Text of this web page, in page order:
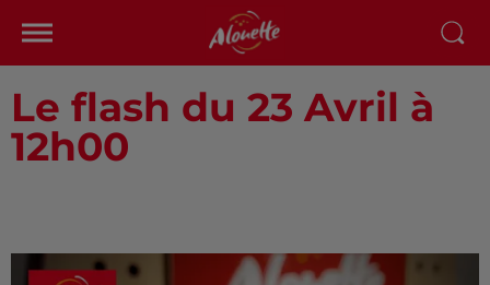
Le flash du 23 Avril à
12h00